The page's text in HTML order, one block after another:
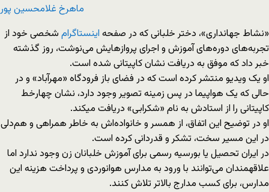
ماهرخ غلامحسین پور
«نشاط جهانداری»، دختر خلبانی که در صفحه اینستاگرام شخصی‌ خود از
تجربه‌های دوره‌های آموزش و اجرای پروازهایش می‌نوشت، روز گذشته
خبر داد که موفق به دریافت نشان کاپیتانی شده است.
او یک ویدیو منتشر کرده است که در فضای باز فرودگاه «مهرآباد» و در
حالی که یک هواپیما در پس زمینه تصویر وجود دارد، نشان چهارخط
کاپیتانی را از استادش به نام «شکرابی» دریافت می‎کند.
او در توضیح این اتفاق، از همسر و خانواده‌‌اش به خاطر همراهی و هم‌دلی
در این مسیر سخت، تشکر و قدردانی کرده است.
در ایران تحصیل یا بورسیه رسمی برای آموزش خلبانان زن وجود ندارد اما
علاقه‎مندان می‌توانند با ورود به مدارس هوانوردی و پرداخت هزینه این
مدارس، برای کسب مدارج بالاتر تلاش کنند.